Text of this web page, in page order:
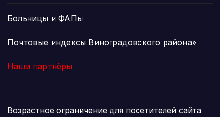
Больницы и ФАПы
Почтовые индексы Виноградовского района»
Наши партнёры
Возрастное ограничение для посетителей сайта